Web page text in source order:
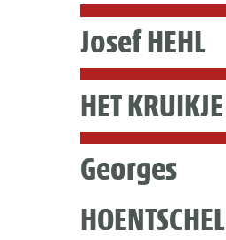
Josef HEHL
HET KRUIKJE
Georges
HOENTSCHEL